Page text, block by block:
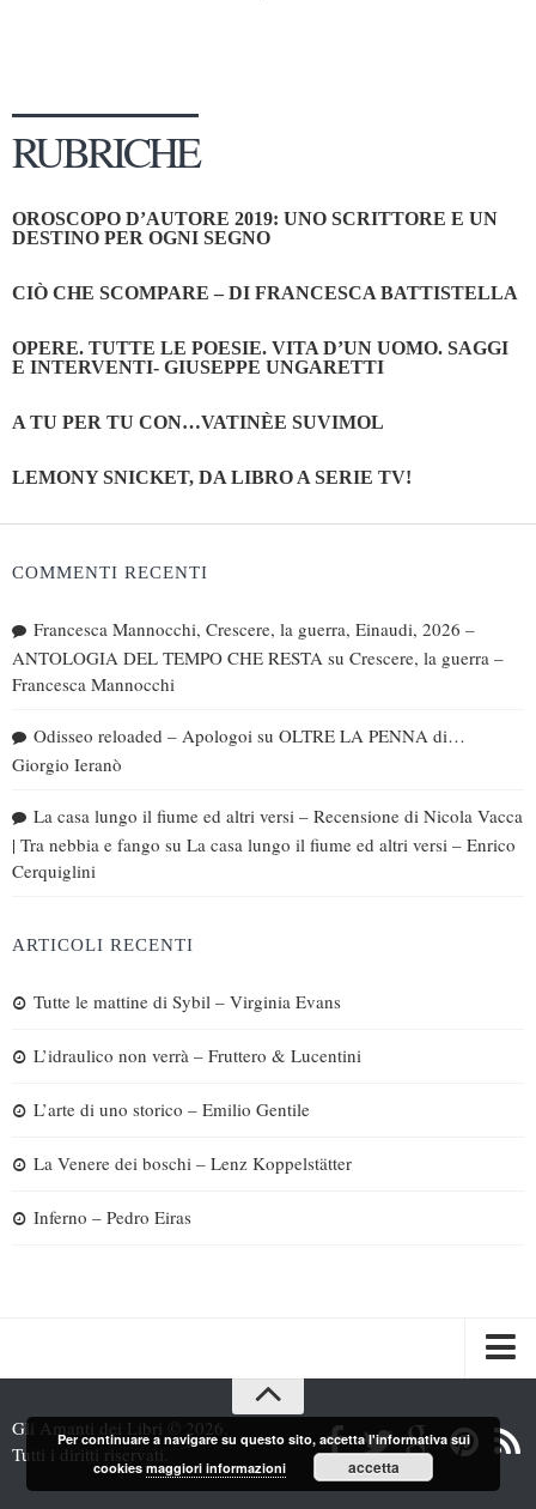
RUBRICHE
OROSCOPO D’AUTORE 2019: UNO SCRITTORE E UN
DESTINO PER OGNI SEGNO
CIÒ CHE SCOMPARE – DI FRANCESCA BATTISTELLA
OPERE. TUTTE LE POESIE. VITA D’UN UOMO. SAGGI
E INTERVENTI- GIUSEPPE UNGARETTI
A TU PER TU CON…VATINÈE SUVIMOL
LEMONY SNICKET, DA LIBRO A SERIE TV!
COMMENTI RECENTI
Francesca Mannocchi, Crescere, la guerra, Einaudi, 2026 –
ANTOLOGIA DEL TEMPO CHE RESTA su Crescere, la guerra –
Francesca Mannocchi
Odisseo reloaded – Apologoi su OLTRE LA PENNA di…
Giorgio Ieranò
La casa lungo il fiume ed altri versi – Recensione di Nicola Vacca
| Tra nebbia e fango su La casa lungo il fiume ed altri versi – Enrico
Cerquiglini
ARTICOLI RECENTI
Tutte le mattine di Sybil – Virginia Evans
L’idraulico non verrà – Fruttero & Lucentini
L’arte di uno storico – Emilio Gentile
La Venere dei boschi – Lenz Koppelstätter
Inferno – Pedro Eiras
Recensioni
Interviste & Incontri
Gli Amanti dei Libri © 2026.
Tutti i diritti riservati.
Per continuare a navigare su questo sito, accetta l'informativa sui
cookiesmaggiori informazioni accetta